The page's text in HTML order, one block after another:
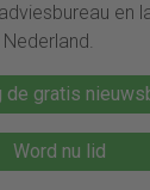
en
de gratis
Word nu lid